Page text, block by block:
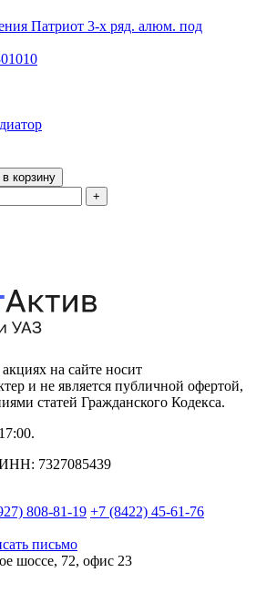
Патриот 3-х ряд. алюм. под
корзину
+
на сайте носит
и не является публичной офертой,
статей Гражданского Кодекса.
7327085439
808-81-19 +7 (8422) 45-61-76
письмо
шоссе, 72, офис 23